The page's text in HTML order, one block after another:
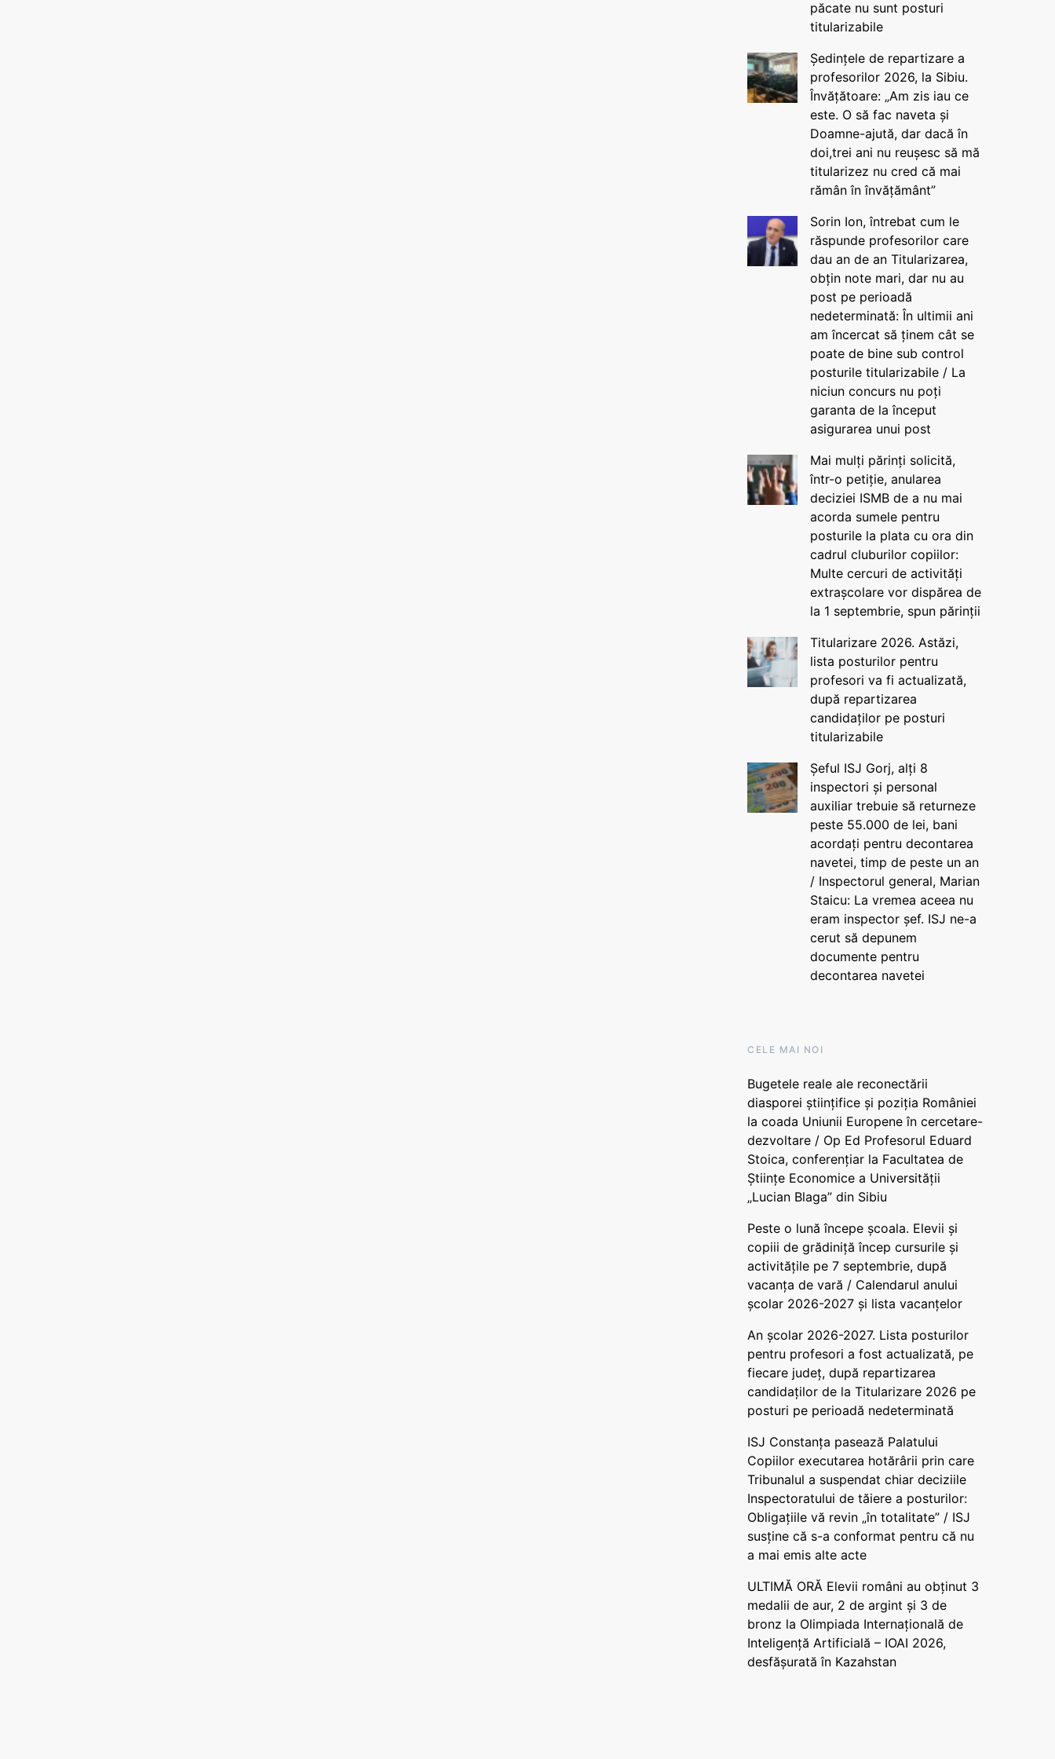
păcate nu sunt posturi
titularizabile
Ședințele de repartizare a
profesorilor 2026, la Sibiu.
Învățătoare: „Am zis iau ce
este. O să fac naveta și
Doamne-ajută, dar dacă în
doi,trei ani nu reușesc să mă
titularizez nu cred că mai
rămân în învățământ”
Sorin Ion, întrebat cum le
răspunde profesorilor care
dau an de an Titularizarea,
obțin note mari, dar nu au
post pe perioadă
nedeterminată: În ultimii ani
am încercat să ținem cât se
poate de bine sub control
posturile titularizabile / La
niciun concurs nu poți
garanta de la început
asigurarea unui post
Mai mulți părinți solicită,
într-o petiție, anularea
deciziei ISMB de a nu mai
acorda sumele pentru
posturile la plata cu ora din
cadrul cluburilor copiilor:
Multe cercuri de activități
extrașcolare vor dispărea de
la 1 septembrie, spun părinții
Titularizare 2026. Astăzi,
lista posturilor pentru
profesori va fi actualizată,
după repartizarea
candidaților pe posturi
titularizabile
Șeful ISJ Gorj, alți 8
inspectori și personal
auxiliar trebuie să returneze
peste 55.000 de lei, bani
acordați pentru decontarea
navetei, timp de peste un an
/ Inspectorul general, Marian
Staicu: La vremea aceea nu
eram inspector șef. ISJ ne-a
cerut să depunem
documente pentru
decontarea navetei
CELE MAI NOI
Bugetele reale ale reconectării
diasporei științifice și poziția României
la coada Uniunii Europene în cercetare-
dezvoltare / Op Ed Profesorul Eduard
Stoica, conferențiar la Facultatea de
Științe Economice a Universității
„Lucian Blaga” din Sibiu
Peste o lună începe școala. Elevii și
copiii de grădiniță încep cursurile și
activitățile pe 7 septembrie, după
vacanța de vară / Calendarul anului
școlar 2026-2027 și lista vacanțelor
An școlar 2026-2027. Lista posturilor
pentru profesori a fost actualizată, pe
fiecare județ, după repartizarea
candidaților de la Titularizare 2026 pe
posturi pe perioadă nedeterminată
ISJ Constanța pasează Palatului
Copiilor executarea hotărârii prin care
Tribunalul a suspendat chiar deciziile
Inspectoratului de tăiere a posturilor:
Obligațiile vă revin „în totalitate” / ISJ
susține că s-a conformat pentru că nu
a mai emis alte acte
ULTIMĂ ORĂ Elevii români au obținut 3
medalii de aur, 2 de argint și 3 de
bronz la Olimpiada Internațională de
Inteligență Artificială – IOAI 2026,
desfășurată în Kazahstan